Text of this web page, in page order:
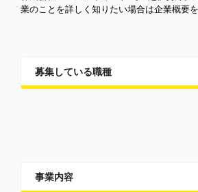
業のことを詳しく知りたい場合は企業概要を
募集している職種
事業内容